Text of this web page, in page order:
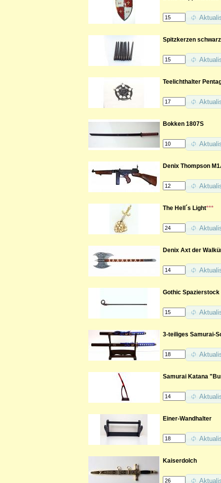
Spitzkerzen schwarz
Teelichthalter
Bokken 1807S
Denix Thompson
The Hell´s Light***
Denix Axt der
Gothic
3-teiliges Samurai-
Samurai Katana
Einer-Wandhalter
Kaiserdolch